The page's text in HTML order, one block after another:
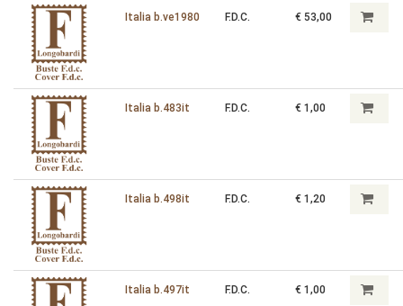
Italia b.ve1980 F.D.C. € 53,00
Italia b.483it F.D.C. € 1,00
Italia b.498it F.D.C. € 1,20
Italia b.497it F.D.C. € 1,00